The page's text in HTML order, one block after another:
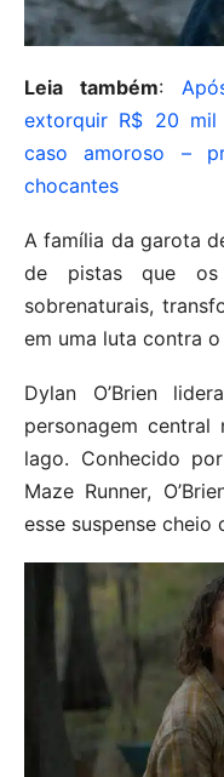
Leia também:
extorquir R$ 20
caso amoroso –
chocantes
A família da garota
de pistas que os
sobrenaturais,
em uma luta contra
Dylan O’Brien
personagem
lago. Conhecido
Maze Runner,
esse suspense cheio